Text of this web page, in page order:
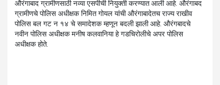
औरंगाबाद ग्रामीणसाठी नव्या एसपीची नियुक्ती करण्यात आली आहे. औरंगाबद
ग्रामीणचे पोलिस अधीक्षक निमित गोयल यांची औरंगाबादेतच राज्य राखीव
पोलिस बल गट न १४ चे समादेशक म्हणून बदली झाली आहे. औरंगबादचे
नवीन पोलिस अधीक्षक मनीष कलवानिया हे गडचिरोलीचे अपर पोलिस
अधीक्षक होते.